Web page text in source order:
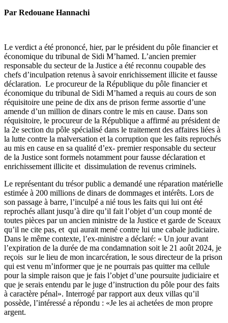
Par Redouane Hannachi
Le verdict a été prononcé, hier, par le président du pôle financier et
économique du tribunal de Sidi M’hamed. L’ancien premier
responsable du secteur de la Justice a été reconnu coupable des
chefs d’inculpation retenus à savoir enrichissement illicite et fausse
déclaration. Le procureur de la République du pôle financier et
économique du tribunal de Sidi M’hamed a requis au cours de son
réquisitoire une peine de dix ans de prison ferme assortie d’une
amende d’un million de dinars contre le mis en cause. Dans son
réquisitoire, le procureur de la République a affirmé au président de
la 2e section du pôle spécialisé dans le traitement des affaires liées à
la lutte contre la malversation et la corruption que les faits reprochés
au mis en cause en sa qualité d’ex- premier responsable du secteur
de la Justice sont formels notamment pour fausse déclaration et
enrichissement illicite et dissimulation de revenus criminels.
Le représentant du trésor public a demandé une réparation matérielle
estimée à 200 millions de dinars de dommages et intérêts. Lors de
son passage à barre, l’inculpé a nié tous les faits qui lui ont été
reprochés allant jusqu’à dire qu’il fait l’objet d’un coup monté de
toutes pièces par un ancien ministre de la Justice et garde de Sceaux
qu’il ne cite pas, et qui aurait mené contre lui une cabale judiciaire.
Dans le même contexte, l’ex-ministre a déclaré: « Un jour avant
l’expiration de la durée de ma condamnation soit le 21 août 2024, je
reçois sur le lieu de mon incarcération, le sous directeur de la prison
qui est venu m’informer que je ne pourrais pas quitter ma cellule
pour la simple raison que je fais l’objet d’une poursuite judiciaire et
que je serais entendu par le juge d’instruction du pôle pour des faits
à caractère pénal». Interrogé par rapport aux deux villas qu’il
possède, l’intéressé a répondu : «Je les ai achetées de mon propre
argent.